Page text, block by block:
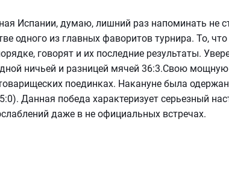
Испании, думаю, лишний раз напоминать не
одного из главных фаворитов турнира. То,
говорят и их последние результаты.
ничьей и разницей мячей 36:3.Свою
поединках. Накануне была
Данная победа характеризует серьезный
даже в не официальных встречах.